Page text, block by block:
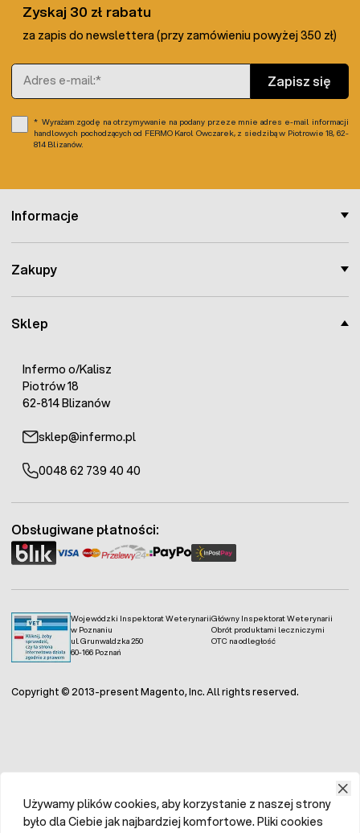
Sklep
Infermo o/Kalisz
Piotrów 18
62-814 Blizanów
sklep@infermo.pl
0048 62 739 40 40
Informacje
Zakupy
Zyskaj 30 zł rabatu
za zapis do newslettera (przy zamówieniu powyżej 350 zł)
Adres e-mail
Zapisz się
Wyrażam zgodę na otrzymywanie na podany przeze mnie adres e-mail informacji
handlowych pochodzących od FERMO Karol Owczarek, z siedzibą w Piotrowie 18, 62-
814 Blizanów.
Wojewódzki Inspektorat Weterynarii
w Poznaniu
ul. Grunwaldzka 250
60-166 Poznań
Główny Inspektorat Weterynarii
Obrót produktami leczniczymi
OTC na odległość
Obsługiwane płatności:
Copyright © 2013-present Magento, Inc. All rights reserved.
Używamy plików cookies, aby korzystanie z naszej strony
było dla Ciebie jak najbardziej komfortowe. Pliki cookies